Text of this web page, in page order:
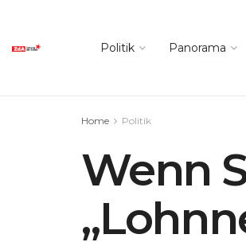
Politik Panorama
Home Politik
Wenn